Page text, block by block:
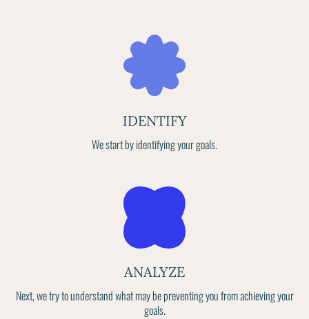
IDENTIFY
We start by identifying your goals.
ANALYZE
Next, we try to understand what may be preventing you from achieving your
goals.